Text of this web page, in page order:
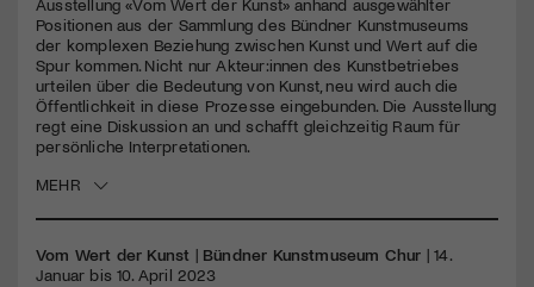
Positionen aus der Sammlung des Bündner Kunstmuseums
der komplexen Beziehung zwischen Kunst und Wert auf die
Spur kommen. Nicht nur Akteur:innen des Kunstbetriebes
urteilen über die Bedeutung von Kunst, neu wird auch die
Öffentlichkeit in diese Prozesse eingebunden. Die Ausstellung
regt eine Diskussion an und schafft gleichzeitig Raum für
persönliche Interpretationen.
MEHR
Vom Wert der Kunst | Bündner Kunstmuseum Chur | 14.
Januar bis 10. April 2023